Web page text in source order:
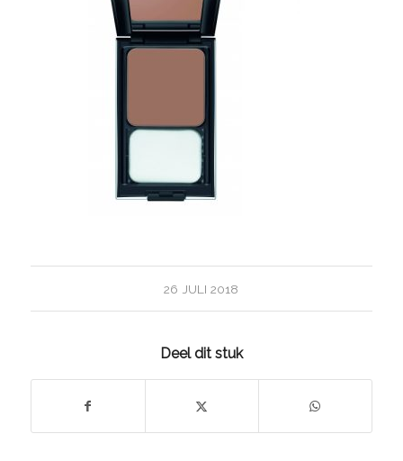
26 JULI 2018
Deel dit stuk